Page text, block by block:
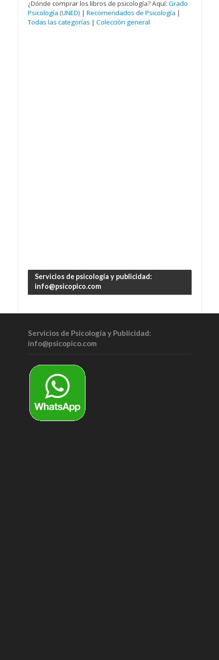
¿Dónde comprar los libros de psicología? Aquí: Grado
Psicología (UNED) | Recomendados de Psicología |
Todas las categorías | Colección general
Servicios de psicología y publicidad:
info@psicopico.com
Servicios de Psicología y Publicidad:
info@psicopico.com